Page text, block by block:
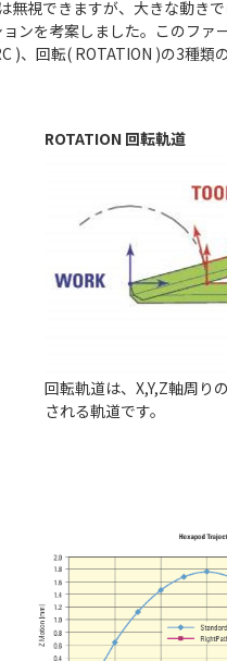
視できますが、大きな動き
ンを考案しました。このファ
)、回転( ROTATION )の3種類
ROTATION 回転軌道
回転軌道は、X,Y,Z軸周り
される軌道です。